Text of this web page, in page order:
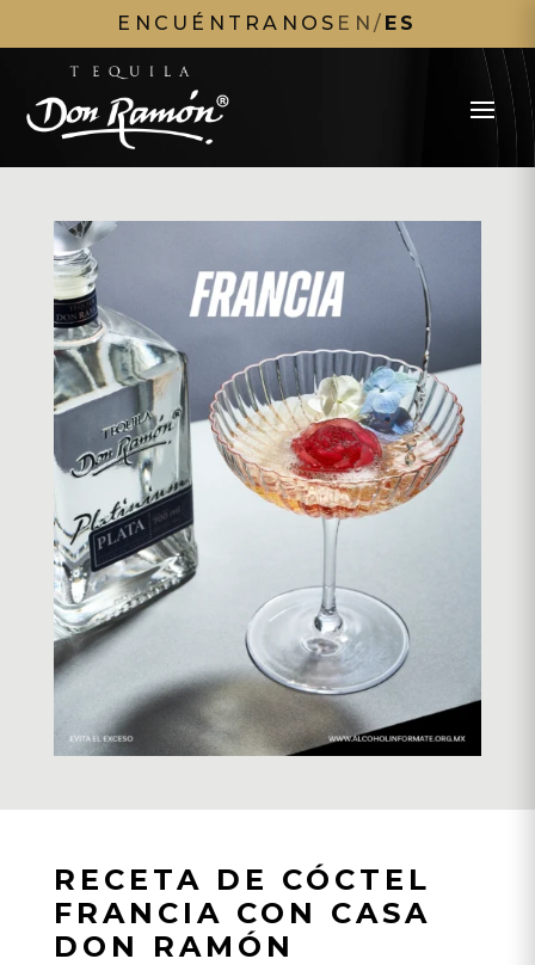
ENCUÉNTRANOS EN / ES
RECETA DE CÓCTEL
FRANCIA CON CASA
DON RAMÓN